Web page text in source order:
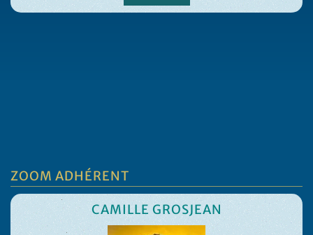
ZOOM ADHÉRENT
CAMILLE GROSJEAN